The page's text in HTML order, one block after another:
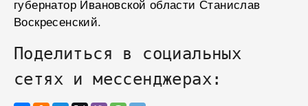
губернатор Ивановской области Станислав
Воскресенский.
Поделиться в социальных
сетях и мессенджерах: